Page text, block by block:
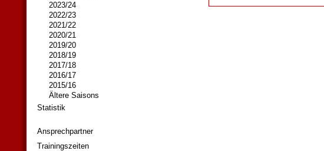
2023/24
2022/23
2021/22
2020/21
2019/20
2018/19
2017/18
2016/17
2015/16
Ältere Saisons
Statistik
Ansprechpartner
Trainingszeiten